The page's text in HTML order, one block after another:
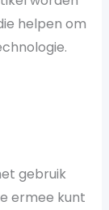
helpen om
gebruik
ermee kunt